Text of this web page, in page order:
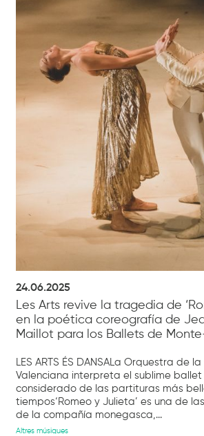
24.06.2025
Les Arts revive la tragedia de
en la poética coreografía de
Maillot para los Ballets de
LES ARTS ÉS DANSALa Orquestra de
Valenciana interpreta el sublime ballet
considerado de las partituras más
tiempos‘Romeo y Julieta’ es una de
de la compañía monegasca,...
Altres músiques